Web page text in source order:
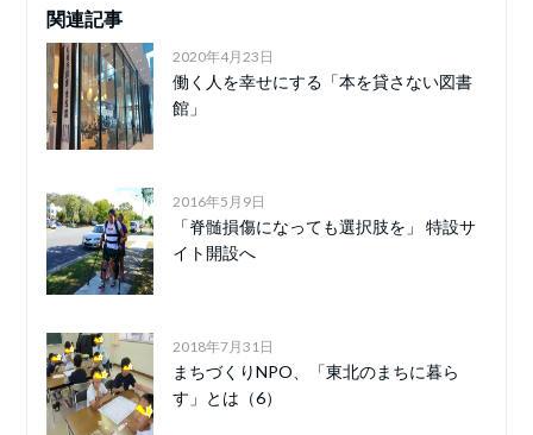
関連記事
2020年4月23日
働く人を幸せにする「本を貸さない図書
館」
2016年5月9日
「脊髄損傷になっても選択肢を」 特設サ
イト開設へ
2018年7月31日
まちづくりNPO、「東北のまちに暮ら
す」とは（6）